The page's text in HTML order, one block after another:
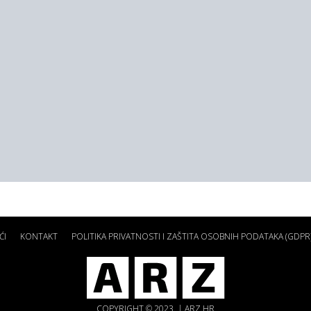
KONTAKT POLITIKA PRIVATNOSTI I ZAŠTITA OSOBNIH PODATAKA
COPYRIGHT © 2023. | ARZ.HR